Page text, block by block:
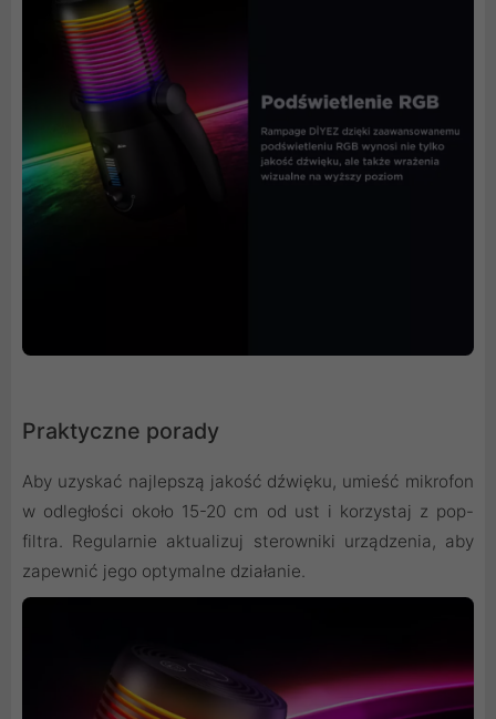
Praktyczne porady
Aby uzyskać najlepszą jakość dźwięku, umieść mikrofon
w odległości około 15-20 cm od ust i korzystaj z pop-
filtra. Regularnie aktualizuj sterowniki urządzenia, aby
zapewnić jego optymalne działanie.